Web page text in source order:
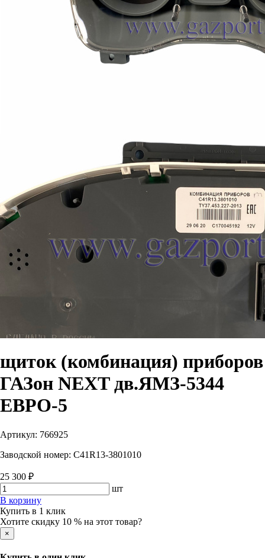
щиток (комбинация) приборов
ГАЗон NEXT дв.ЯМЗ-5344
ЕВРО-5
Артикул: 766925
Заводской номер: C41R13-3801010
25 300 ₽
шт
В корзину
Купить в 1 клик
Хотите скидку 10 % на этот товар?
×